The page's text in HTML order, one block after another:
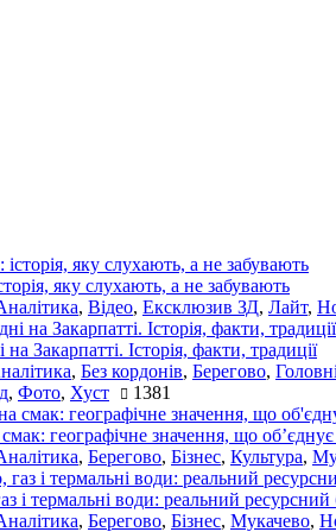
яку слухають, а не забувають
, Відео, Ексклюзив ЗД, Лайт,
Закарпатті. Історія, факти, традиції
, Без кордонів, Берегово,
, Фото, Хуст 1381
географічне значення, що
, Берегово, Бізнес, Культура,
і термальні води: реальний ресурсний
, Берегово, Бізнес, Мукачево,